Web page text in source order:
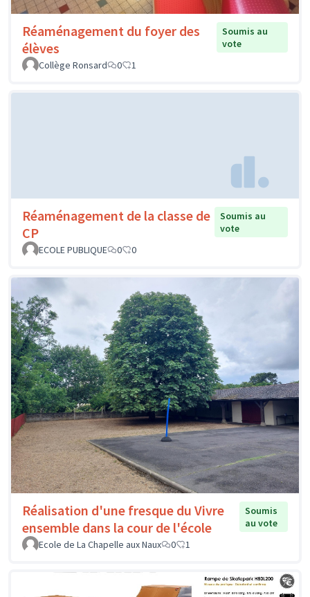
Réaménagement du foyer des
élèves
Soumis au
vote
Collège Ronsard
0 1
Réaménagement de la classe de
CP
Soumis au
vote
ECOLE PUBLIQUE
0 0
Réalisation d'une fresque du Vivre
ensemble dans la cour de l'école
Soumis
au vote
Ecole de La Chapelle aux Naux
0 1